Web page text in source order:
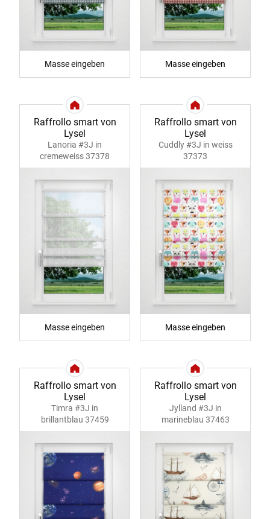
Masse eingeben Masse eingeben
Raffrollo smart von
Lysel
Lanoria #3J in
cremeweiss 37378
Masse eingeben
Raffrollo smart von
Lysel
Cuddly #3J in weiss
37373
Masse eingeben
Raffrollo smart von
Lysel
Timra #3J in
brillantblau 37459
Raffrollo smart von
Lysel
Jylland #3J in
marineblau 37463